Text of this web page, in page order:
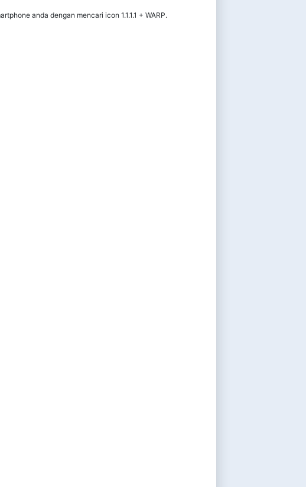
anda dengan mencari icon 1.1.1.1 + WARP.